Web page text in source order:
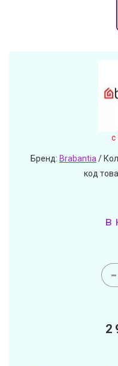
c
Бренд: Brabantia/
код
в
-
2